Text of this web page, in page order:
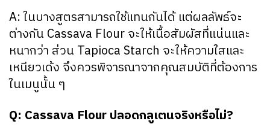
A: ในบางสูตรสามารถใช้แทนกันได้ แต่ผลลัพธ์จะ
ต่างกัน Cassava Flour จะให้เนื้อสัมผัสที่แน่นและ
หนากว่า ส่วน Tapioca Starch จะให้ความใสและ
เหนียวเด้ง จึงควรพิจารณาจากคุณสมบัติที่ต้องการ
ในเมนูนั้น ๆ
Q: Cassava Flour ปลอดกลูเตนจริงหรือไม่?